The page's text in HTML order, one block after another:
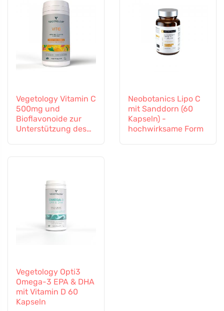
Vegetology Vitamin C
500mg und
Bioflavonoide zur
Unterstützung des
Neobotanics Lipo C
mit Sanddorn (60
Kapseln) -
hochwirksame Form
Vegetology Opti3
Omega-3 EPA & DHA
mit Vitamin D 60
Kapseln